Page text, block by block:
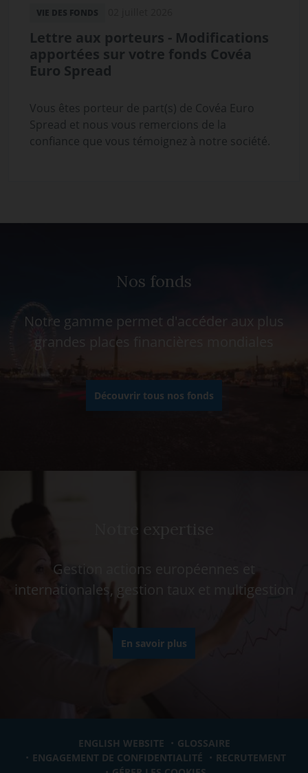
VIE DES FONDS
Lettre aux porteurs - Modifications
apportées sur votre fonds Covéa
Euro Spread
Vous êtes porteur de part(s) de Covéa Euro
Spread et nous vous remercions de la
confiance que vous témoignez à notre société.
Nos fonds
Notre gamme permet d'accéder aux plus
grandes places financières mondiales
Découvrir tous nos fonds
Notre expertise
Gestion actions européennes et
internationales, gestion taux et multigestion
En savoir plus
ENGLISH WEBSITE
GLOSSAIRE
ENGAGEMENT DE CONFIDENTIALITÉ
RECRUTEMENT